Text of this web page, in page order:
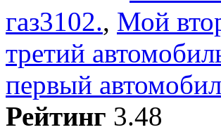
газ3102., Мой
третий
первый
Рейтинг 3.48